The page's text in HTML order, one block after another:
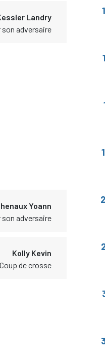
Landry
son adversaire
Yoann
son adversaire
Kolly Kevin
de crosse